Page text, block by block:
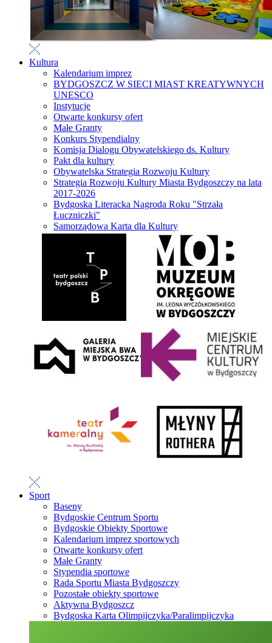
Kultura
Kalendarium imprez
BYDGOSZCZ W SIECI MIAST KREATYWNYCH
UNESCO
Instytucje
Otwarte konkursy ofert
Małe Granty
Konkurs Stypendialny
Komisja Dialogu Obywatelskiego ds. Kultury
Pakt dla kultury
Obywatelska Strategia Rozwoju Kultury
Strategia Rozwoju Kultury Miasta Bydgoszczy na lata
2017-2026
Bydgoska Literacka Nagroda Roku "Strzała
Łuczniczki"
Samorządowa Karta dla Kultury
Sport
Baseny
Bydgoskie Centrum Sportu
Bydgoskie Obiekty Sportowe
Kalendarium imprez sportowych
Otwarte konkursy ofert
Małe Granty
Stypendia sportowe
Rada Sportu Miasta Bydgoszczy
Pozostałe obiekty sportowe
Aktywna Bydgoszcz
Bydgoska Karta Olimpijczyka/Paralimpijczyka